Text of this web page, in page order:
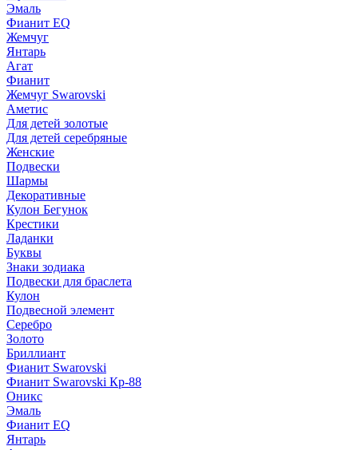
Эмаль
Фианит EQ
Жемчуг
Янтарь
Агат
Фианит
Жемчуг Swarovski
Аметис
Для детей золотые
Для детей серебряные
Женские
Подвески
Шармы
Декоративные
Кулон Бегунок
Крестики
Ладанки
Буквы
Знаки зодиака
Подвески для браслета
Кулон
Подвесной элемент
Серебро
Золото
Бриллиант
Фианит Swarovski
Фианит Swarovski Кр-88
Оникс
Эмаль
Фианит EQ
Янтарь